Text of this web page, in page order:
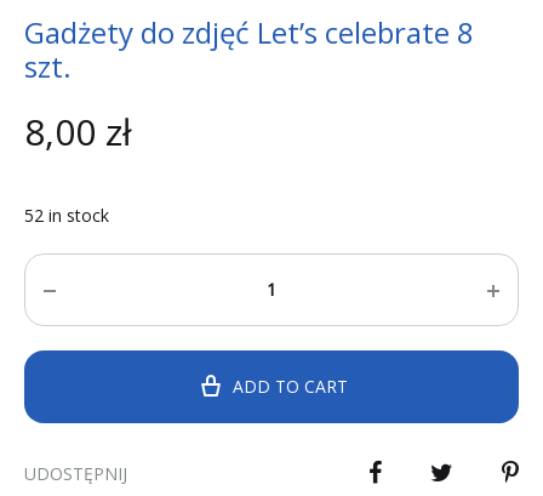
Gadżety do zdjęć Let’s celebrate 8
szt.
8,00 zł
52 in stock
Quantity
ADD TO CART
UDOSTĘPNIJ